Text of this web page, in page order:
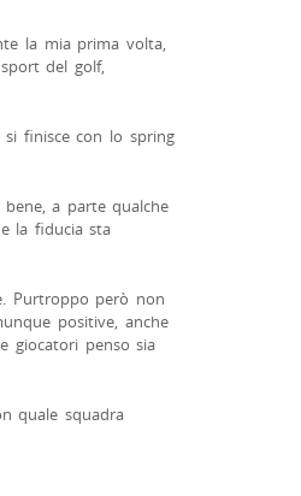
la mia prima volta,
del golf,
finisce con lo spring
a parte qualche
la fiducia sta
Purtroppo però non
positive, anche
giocatori penso sia
quale squadra